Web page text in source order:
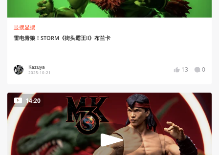
显摆显摆
雷电青狼！STORM《街头霸王II》布兰卡
Kazuya
2025-10-21 13 0
14:20